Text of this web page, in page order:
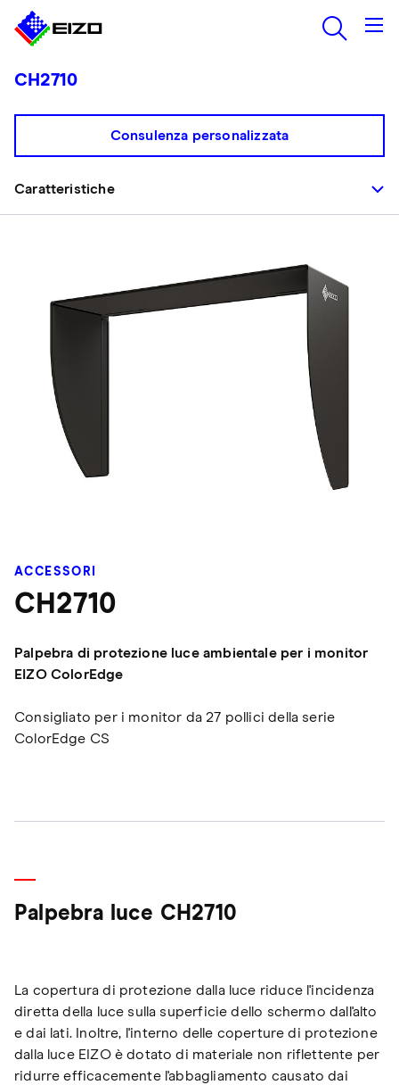
CH2710
Caratteristiche
Consulenza personalizzata
ACCESSORI
CH2710
Palpebra di protezione luce ambientale per i monitor
EIZO ColorEdge
Consigliato per i monitor da 27 pollici della serie
ColorEdge CS
Palpebra luce CH2710
La copertura di protezione dalla luce riduce l'incidenza
diretta della luce sulla superficie dello schermo dall'alto
e dai lati. Inoltre, l'interno delle coperture di protezione
dalla luce EIZO è dotato di materiale non riflettente per
ridurre efficacemente l'abbagliamento causato dai